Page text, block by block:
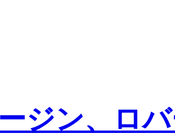
ジン、ロ